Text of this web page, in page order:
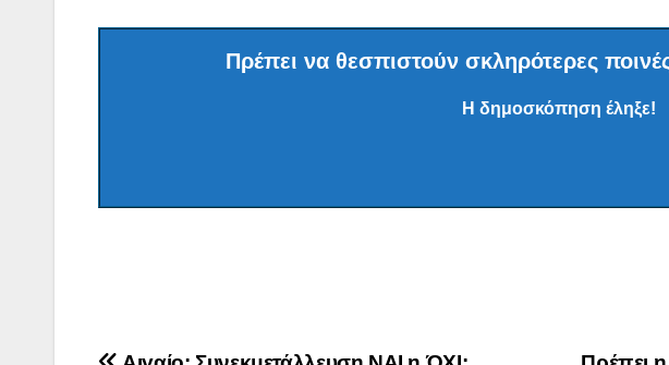
Πρέπει να θεσπιστούν σκληρότερες
Η δημοσκόπηση έληξε!